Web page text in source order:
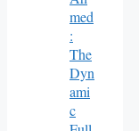
Med
:
The
Dyn
Ami
C